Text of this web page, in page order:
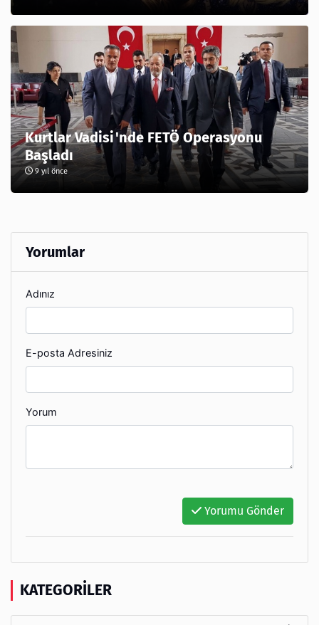
Kurtlar Vadisi'nde FETÖ Operasyonu
Başladı
9 yıl önce
Yorumlar
Adınız
E-posta Adresiniz
Yorum
Yorumu Gönder
KATEGORILER